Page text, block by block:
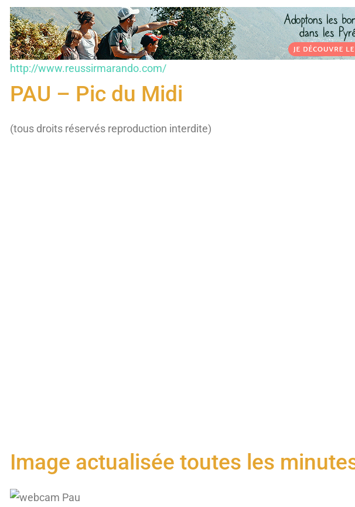
http://www.reussirmarando.com/
PAU – Pic du Midi
(tous droits réservés reproduction interdite)
Image actualisée toutes les